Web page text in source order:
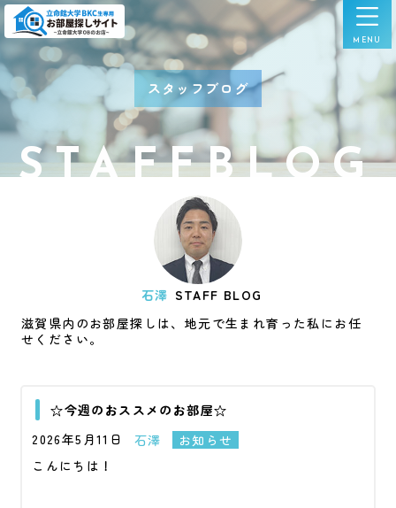
スタッフブログ
STAFFBLOG
石澤 STAFF BLOG
滋賀県内のお部屋探しは、地元で生まれ育った私にお任
せください。
☆今週のおススメのお部屋☆
2026年5月11日
石澤
お知らせ
こんにちは！